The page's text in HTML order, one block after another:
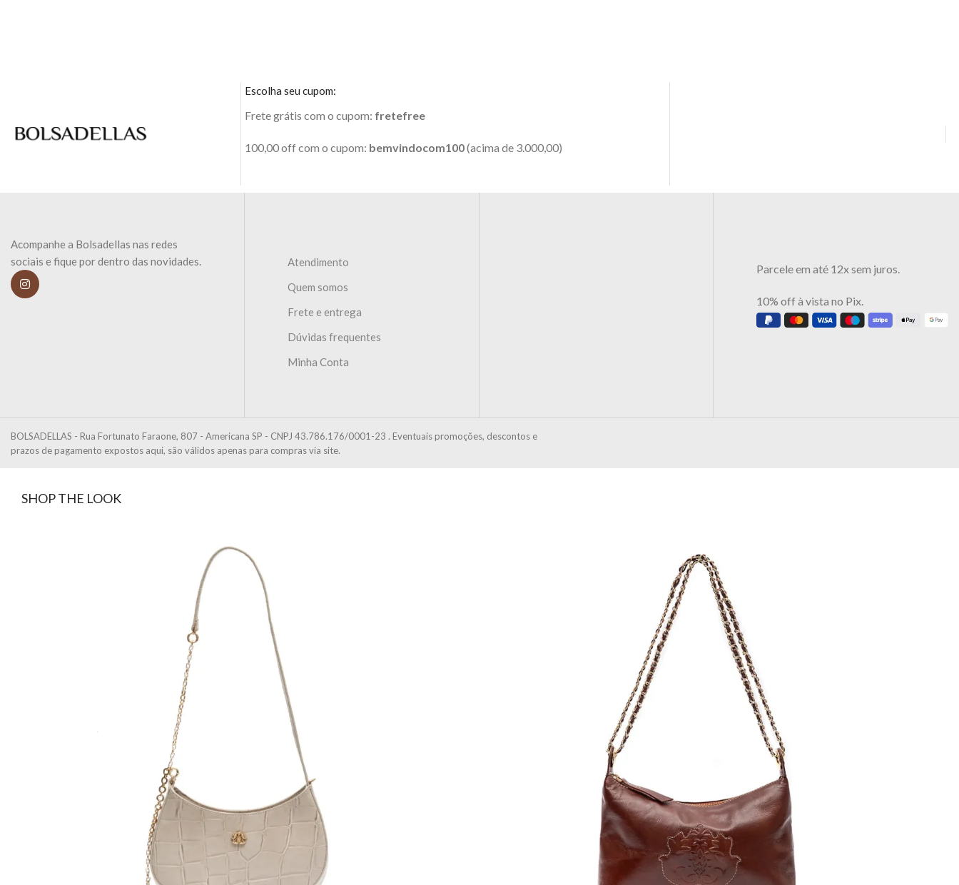
Escolha seu cupom:
Frete grátis com o cupom: fretefree
100,00 off com o cupom: bemvindocom100(acima de 3.000,00)
Acompanhe a Bolsadellas nas redes
sociais e fique por dentro das novidades.
Atendimento
Quem somos
Frete e entrega
Dúvidas frequentes
Minha Conta
Parcele em até 12x sem juros.
10% off à vista no Pix.
BOLSADELLAS - Rua Fortunato Faraone, 807 - Americana SP - CNPJ 43.786.176/0001-23 . Eventuais promoções, descontos e
prazos de pagamento expostos aqui, são válidos apenas para compras via site.
SHOP THE LOOK